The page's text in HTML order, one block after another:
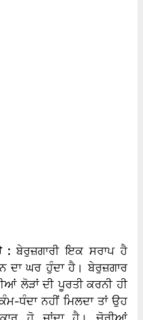
: ਬੇਰੁਜ਼ਗਾਰੀ ਇਕ ਸਰਾਪ ਹੈ
ਦਾ ਘਰ ਹੁੰਦਾ ਹੈ। ਬੇਰੁਜ਼ਗਾਰ
ਲੋੜਾਂ ਦੀ ਪੂਰਤੀ ਕਰਨੀ ਹੀ
ਧੰਦਾ ਨਹੀਂ ਮਿਲਦਾ ਤਾਂ ਉਹ